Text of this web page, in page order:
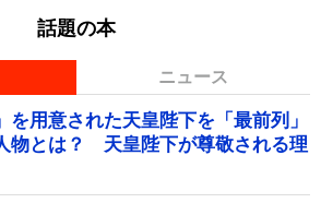
話題の本
ニュース
を用意された天皇陛下を「最前列」
物とは？ 天皇陛下が尊敬される理